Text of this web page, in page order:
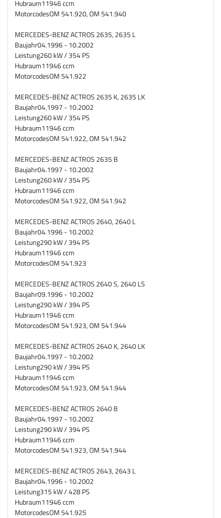
Hubraum11946 ccm
MotorcodesOM 541.920, OM 541.940
MERCEDES-BENZ ACTROS 2635, 2635 L
Baujahr04.1996 - 10.2002
Leistung260 kW / 354 PS
Hubraum11946 ccm
MotorcodesOM 541.922
MERCEDES-BENZ ACTROS 2635 K, 2635 LK
Baujahr04.1997 - 10.2002
Leistung260 kW / 354 PS
Hubraum11946 ccm
MotorcodesOM 541.922, OM 541.942
MERCEDES-BENZ ACTROS 2635 B
Baujahr04.1997 - 10.2002
Leistung260 kW / 354 PS
Hubraum11946 ccm
MotorcodesOM 541.922, OM 541.942
MERCEDES-BENZ ACTROS 2640, 2640 L
Baujahr04.1996 - 10.2002
Leistung290 kW / 394 PS
Hubraum11946 ccm
MotorcodesOM 541.923
MERCEDES-BENZ ACTROS 2640 S, 2640 LS
Baujahr09.1996 - 10.2002
Leistung290 kW / 394 PS
Hubraum11946 ccm
MotorcodesOM 541.923, OM 541.944
MERCEDES-BENZ ACTROS 2640 K, 2640 LK
Baujahr04.1997 - 10.2002
Leistung290 kW / 394 PS
Hubraum11946 ccm
MotorcodesOM 541.923, OM 541.944
MERCEDES-BENZ ACTROS 2640 B
Baujahr04.1997 - 10.2002
Leistung290 kW / 394 PS
Hubraum11946 ccm
MotorcodesOM 541.923, OM 541.944
MERCEDES-BENZ ACTROS 2643, 2643 L
Baujahr04.1996 - 10.2002
Leistung315 kW / 428 PS
Hubraum11946 ccm
MotorcodesOM 541.925